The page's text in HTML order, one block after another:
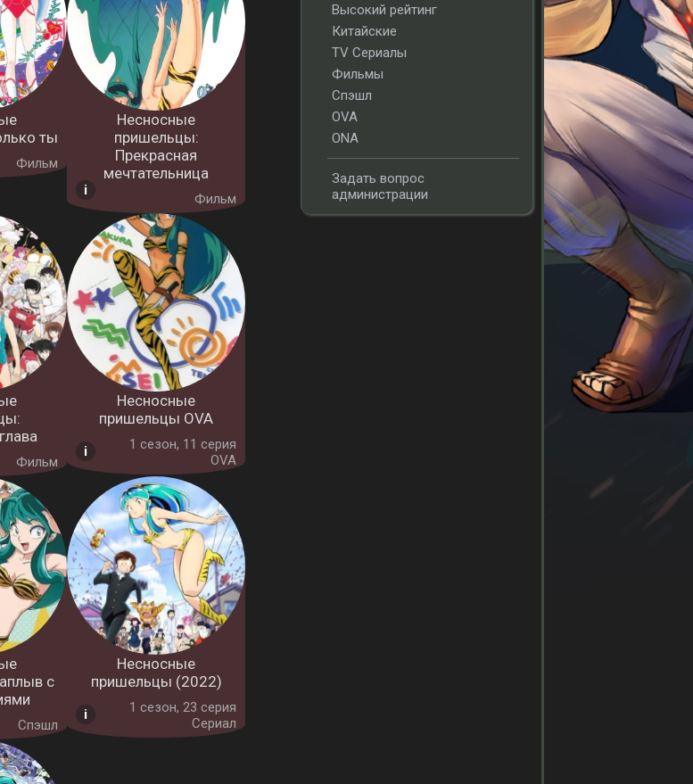
ты
Фильм
Несносные
пришельцы:
Прекрасная
мечтательница
Фильм
Фильм
Несносные
пришельцы OVA
1 cезон, 11 серия
OVA
с
Спэшл
Несносные
пришельцы (2022)
1 cезон, 23 серия
Сериал
Высокий рейтинг
Китайские
TV Сериалы
Фильмы
Спэшл
OVA
ONA
Задать вопрос
администрации